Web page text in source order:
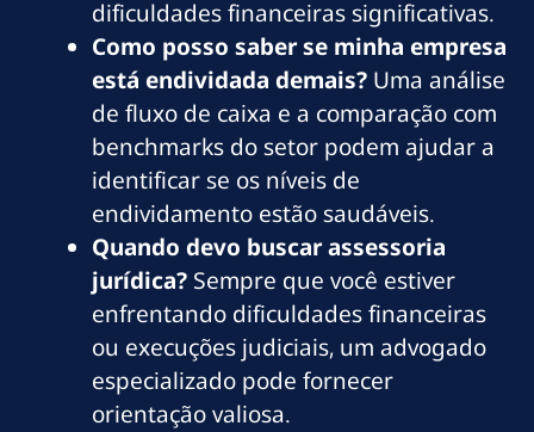
dificuldades financeiras significativas.
Como posso saber se minha empresa
está endividada demais? Uma análise
de fluxo de caixa e a comparação com
benchmarks do setor podem ajudar a
identificar se os níveis de
endividamento estão saudáveis.
Quando devo buscar assessoria
jurídica? Sempre que você estiver
enfrentando dificuldades financeiras
ou execuções judiciais, um advogado
especializado pode fornecer
orientação valiosa.